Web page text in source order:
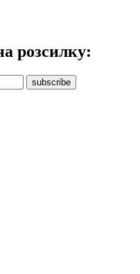
розсилку:
subscribe